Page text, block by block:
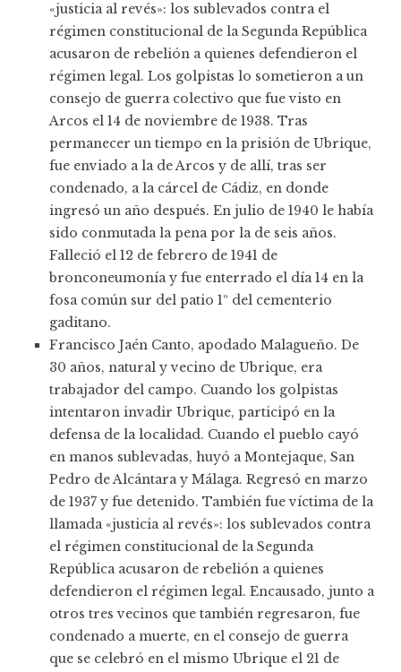
«justicia al revés»: los sublevados contra el
régimen constitucional de la Segunda República
acusaron de rebelión a quienes defendieron el
régimen legal. Los golpistas lo sometieron a un
consejo de guerra colectivo que fue visto en
Arcos el 14 de noviembre de 1938. Tras
permanecer un tiempo en la prisión de Ubrique,
fue enviado a la de Arcos y de allí, tras ser
condenado, a la cárcel de Cádiz, en donde
ingresó un año después. En julio de 1940 le había
sido conmutada la pena por la de seis años.
Falleció el 12 de febrero de 1941 de
bronconeumonía y fue enterrado el día 14 en la
fosa común sur del patio 1º del cementerio
gaditano.
Francisco Jaén Canto, apodado Malagueño. De
30 años, natural y vecino de Ubrique, era
trabajador del campo. Cuando los golpistas
intentaron invadir Ubrique, participó en la
defensa de la localidad. Cuando el pueblo cayó
en manos sublevadas, huyó a Montejaque, San
Pedro de Alcántara y Málaga. Regresó en marzo
de 1937 y fue detenido. También fue víctima de la
llamada «justicia al revés»: los sublevados contra
el régimen constitucional de la Segunda
República acusaron de rebelión a quienes
defendieron el régimen legal. Encausado, junto a
otros tres vecinos que también regresaron, fue
condenado a muerte, en el consejo de guerra
que se celebró en el mismo Ubrique el 21 de